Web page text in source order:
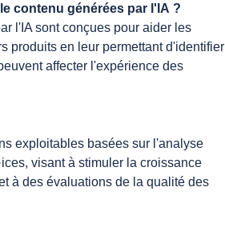
contenu générées par l'IA ?
l'IA sont conçues pour aider les
produits en leur permettant d'identifier
affecter l'expérience des
exploitables basées sur l'analyse
visant à stimuler la croissance
à des évaluations de la qualité des